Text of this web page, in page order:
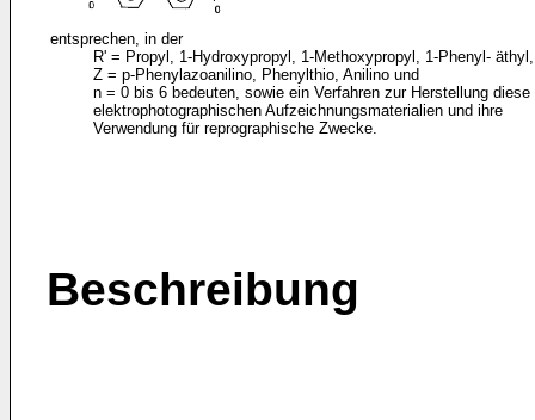
entsprechen, in der
R' = Propyl, 1-Hydroxypropyl, 1-Methoxypropyl, 1-Phenyl- äthyl,
Z = p-Phenylazoanilino, Phenylthio, Anilino und
n = 0 bis 6 bedeuten, sowie ein Verfahren zur Herstellung diese
elektrophotographischen Aufzeichnungsmaterialien und ihre
Verwendung für reprographische Zwecke.
Beschreibung